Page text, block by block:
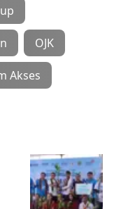
OJK
Akses